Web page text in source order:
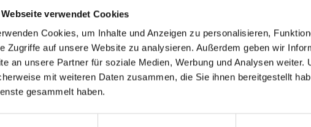
Webseite verwendet Cookies
Cookies, um Inhalte und Anzeigen zu personalisieren,
Zugriffe auf unsere Website zu analysieren. Außerdem geben wir
an unsere Partner für soziale Medien, Werbung und Analysen
mit weiteren Daten zusammen, die Sie ihnen bereitgestellt
gesammelt haben.